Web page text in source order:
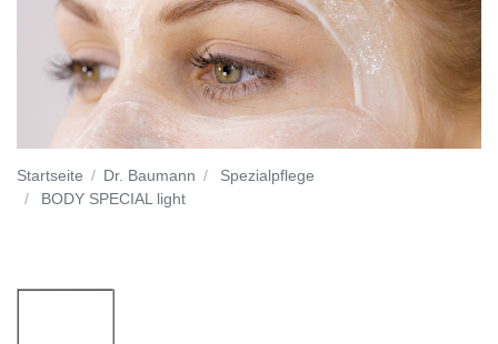
Startseite Dr. Baumann
Spezialpflege
BODY SPECIAL light